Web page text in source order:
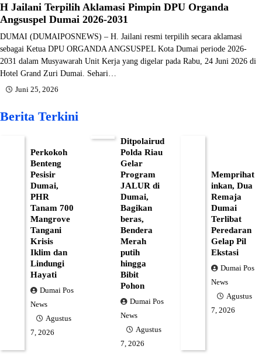
H Jailani Terpilih Aklamasi Pimpin DPU Organda
Angsuspel Dumai 2026-2031
DUMAI (DUMAIPOSNEWS) – H. Jailani resmi terpilih secara aklamasi
sebagai Ketua DPU ORGANDA ANGSUSPEL Kota Dumai periode 2026-
2031 dalam Musyawarah Unit Kerja yang digelar pada Rabu, 24 Juni 2026 di
Hotel Grand Zuri Dumai. Sehari…
Juni 25, 2026
Berita Terkini
Perkokoh
Benteng
Pesisir
Dumai,
PHR
Tanam 700
Mangrove
Tangani
Krisis
Iklim dan
Lindungi
Hayati
Dumai Pos
News
Agustus
7, 2026
Ditpolairud
Polda Riau
Gelar
Program
JALUR di
Dumai,
Bagikan
beras,
Bendera
Merah
putih
hingga
Bibit
Pohon
Dumai Pos
News
Agustus
7, 2026
Memprihat
inkan, Dua
Remaja
Dumai
Terlibat
Peredaran
Gelap Pil
Ekstasi
Dumai Pos
News
Agustus
7, 2026